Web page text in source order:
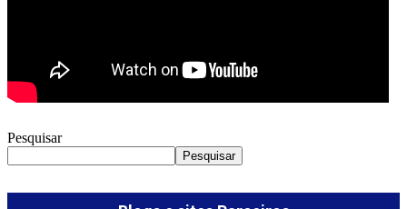
Pesquisar
Pesquisar